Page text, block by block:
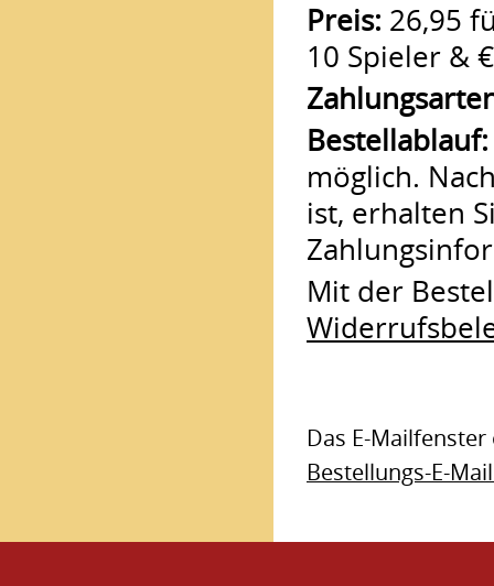
Preis: 26,95
10 Spieler &
möglich.
ist, erhalten
Mit der
Das E-
Bestellungs-E-